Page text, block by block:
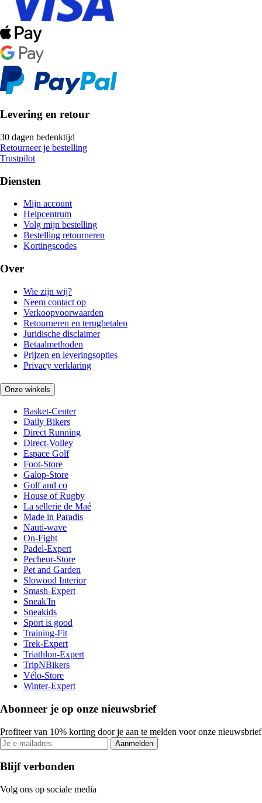
Levering en retour
30 dagen bedenktijd
Retourneer je bestelling
Trustpilot
Diensten
Mijn account
Helpcentrum
Volg mijn bestelling
Bestelling retourneren
Kortingscodes
Over
Wie zijn wij?
Neem contact op
Verkoopvoorwaarden
Retourneren en terugbetalen
Juridische disclaimer
Betaalmethoden
Prijzen en leveringsopties
Privacy verklaring
Onze winkels
Basket-Center
Daily Bikers
Direct Running
Direct-Volley
Espace Golf
Foot-Store
Galop-Store
Golf and co
House of Rugby
La sellerie de Maé
Made in Paradis
Nauti-wave
On-Fight
Padel-Expert
Pecheur-Store
Pet and Garden
Slowood Interior
Smash-Expert
Sneak'In
Sneakids
Sport is good
Training-Fit
Trek-Expert
Triathlon-Expert
TripNBikers
Vélo-Store
Winter-Expert
Abonneer je op onze nieuwsbrief
Profiteer van 10% korting door je aan te melden voor onze nieuwsbrief
Aanmelden
Blijf verbonden
Volg ons op sociale media